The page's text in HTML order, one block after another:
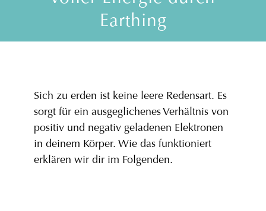
Earthing
Sich zu erden ist keine leere Redensart. Es
sorgt für ein ausgeglichenes Verhältnis von
positiv und negativ geladenen Elektronen
in deinem Körper. Wie das funktioniert
erklären wir dir im Folgenden.